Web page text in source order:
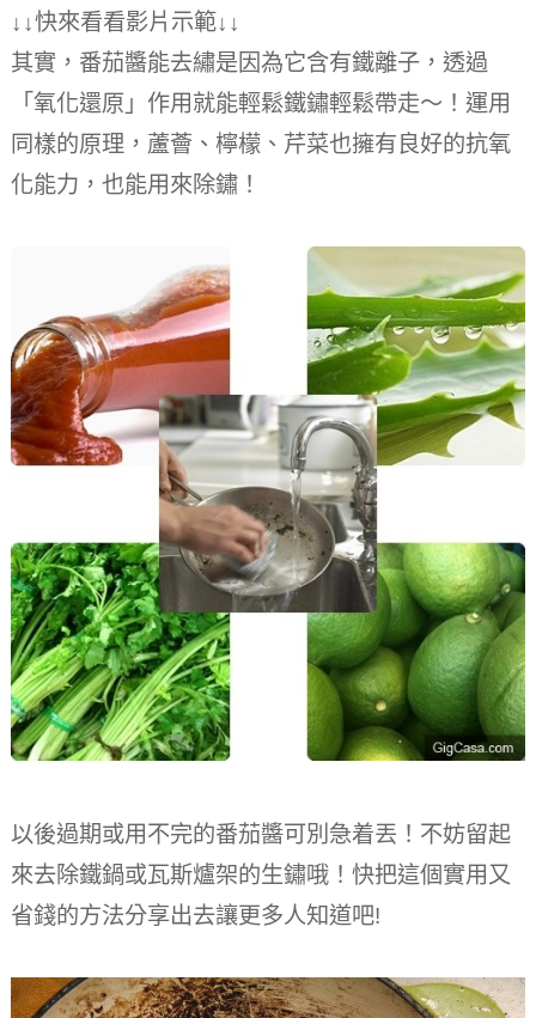
↓↓快來看看影片示範↓↓
其實，番茄醬能去繡是因為它含有鐵離子，透過
「氧化還原」作用就能輕鬆鐵鏽輕鬆帶走～！運用
同樣的原理，蘆薈、檸檬、芹菜也擁有良好的抗氧
化能力，也能用來除鏽！
以後過期或用不完的番茄醬可別急着丟！不妨留起
來去除鐵鍋或瓦斯爐架的生鏽哦！快把這個實用又
省錢的方法分享出去讓更多人知道吧!